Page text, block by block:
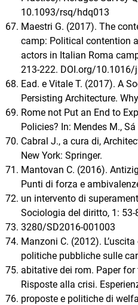
10.1093/rsq/hdq013
Maestri G. (2017). The
camp: Political contention
actors in Italian Roma
213-222. DOI.org/
Ead. e Vitale T. (2017). A
Persisting Architecture.
Rome not Put an End to
Policies? In: Mendes M., Sá
Cabral J., a cura di,
New York: Springer.
Mantovan C. (2016).
Punti di forza e
un intervento di
Sociologia del diritto, 1: 53-
3280/SD2016-001003
Manzoni C. (2012).
politiche pubbliche sulle
abitative dei rom. Paper
Risposte alla crisi.
proposte e politiche di